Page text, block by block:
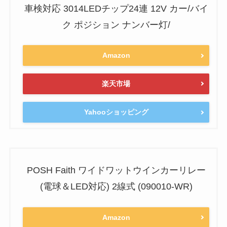
車検対応 3014LEDチップ24連 12V カー/バイ
ク ポジション ナンバー灯/
Amazon
楽天市場
Yahooショッピング
POSH Faith ワイドワットウインカーリレー
(電球＆LED対応) 2線式 (090010-WR)
Amazon